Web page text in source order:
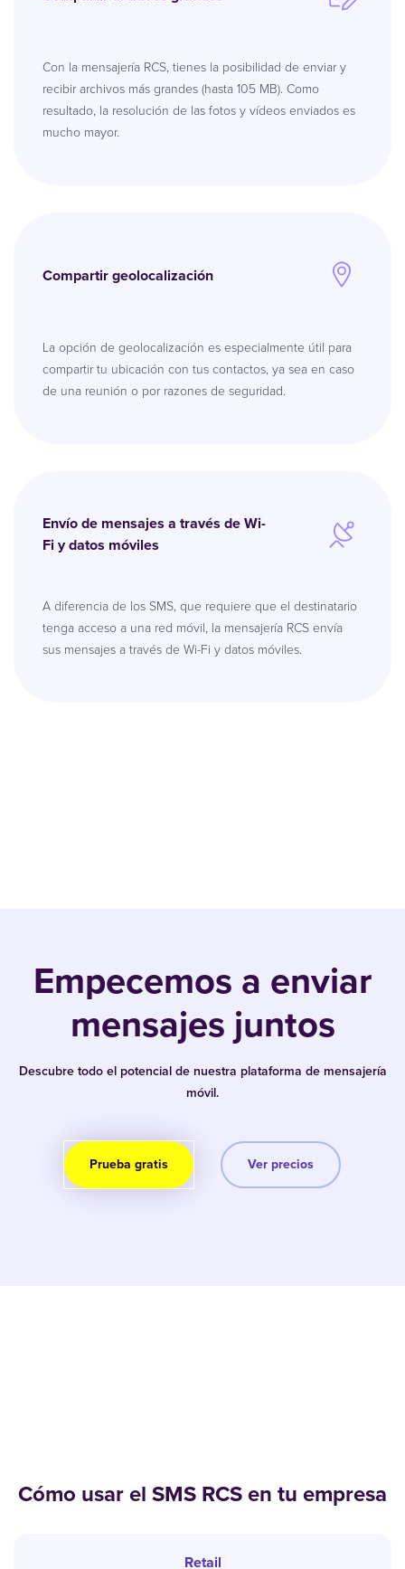
Con la mensajería RCS, tienes la posibilidad de enviar y
recibir archivos más grandes (hasta 105 MB). Como
resultado, la resolución de las fotos y vídeos enviados es
mucho mayor.
Compartir geolocalización
La opción de geolocalización es especialmente útil para
compartir tu ubicación con tus contactos, ya sea en caso
de una reunión o por razones de seguridad.
Envío de mensajes a través de Wi-
Fi y datos móviles
A diferencia de los SMS, que requiere que el destinatario
tenga acceso a una red móvil, la mensajería RCS envía
sus mensajes a través de Wi-Fi y datos móviles.
Empecemos a enviar
mensajes juntos
Descubre todo el potencial de nuestra plataforma de mensajería
móvil.
Prueba gratis Ver precios
Cómo usar el SMS RCS en tu empresa
Retail